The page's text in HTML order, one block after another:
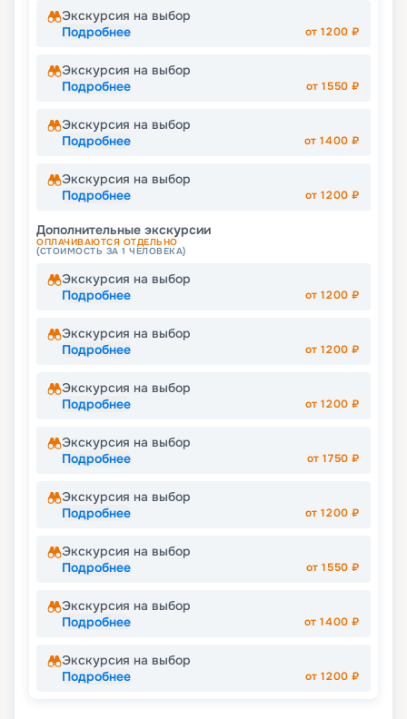
Экскурсия на выбор
Подробнее
от1200 ₽
Экскурсия на выбор
Подробнее
от1550 ₽
Экскурсия на выбор
Подробнее
от1400 ₽
Экскурсия на выбор
Подробнее
от1200 ₽
Дополнительные экскурсии
ОПЛАЧИВАЮТСЯ ОТДЕЛЬНО
(СТОИМОСТЬ ЗА 1 ЧЕЛОВЕКА)
Экскурсия на выбор
Подробнее
от1200 ₽
Экскурсия на выбор
Подробнее
от1200 ₽
Экскурсия на выбор
Подробнее
от1200 ₽
Экскурсия на выбор
Подробнее
от1750 ₽
Экскурсия на выбор
Подробнее
от1200 ₽
Экскурсия на выбор
Подробнее
от1550 ₽
Экскурсия на выбор
Подробнее
от1400 ₽
Экскурсия на выбор
Подробнее
от1200 ₽